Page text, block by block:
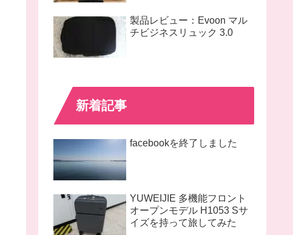
製品レビュー：Evoon マル
チビジネスリュック 3.0
新着記事
facebookを終了しました
YUWEIJIE 多機能フロント
オープンモデル H1053 Sサ
イズを持って旅してみた